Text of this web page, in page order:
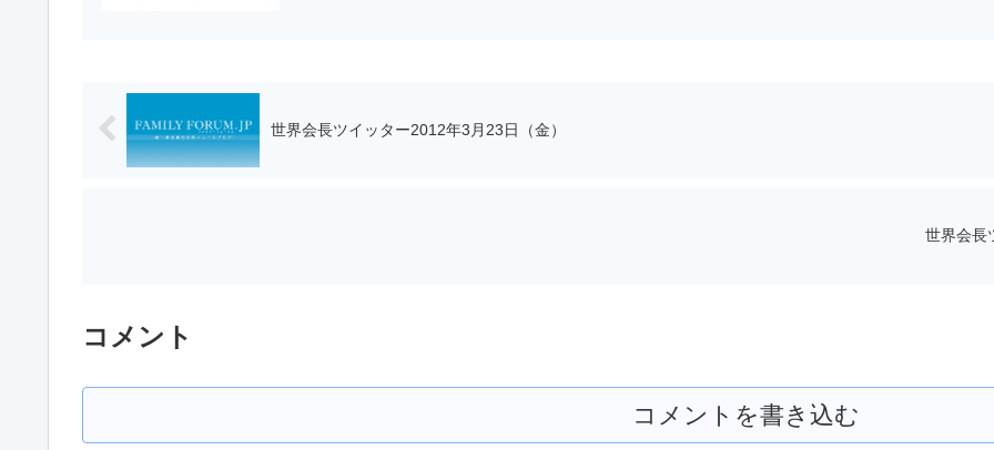
世界会長ツイッター2012年3月23日（金）
世界会長
コメント
コメントを書き込む